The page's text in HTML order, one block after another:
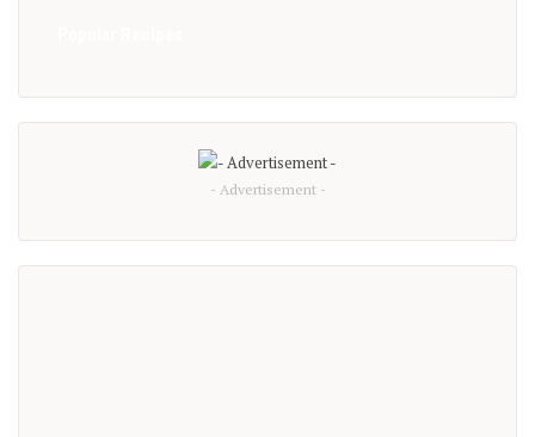
- Advertisement -